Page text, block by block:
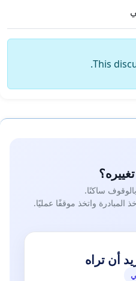
This
ساكنًا.
واتخذ موقفًا عمليًا.
أن تراه